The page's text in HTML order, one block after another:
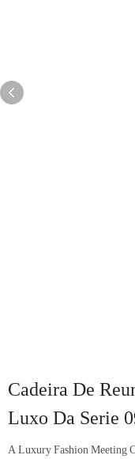
Cadeira De
Luxo Da Serie
A Luxury Fashion Meeting